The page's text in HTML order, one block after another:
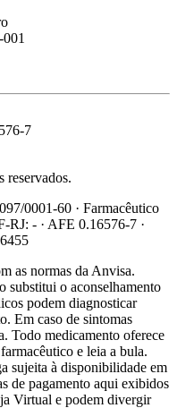
7
0001-60 · Farmacêutico
RJ: - · AFE 0.16576-7 ·
as normas da Anvisa.
substitui o aconselhamento
podem diagnosticar
Em caso de sintomas
Todo medicamento oferece
e leia a bula.
sujeita à disponibilidade em
de pagamento aqui exibidos
Virtual e podem divergir